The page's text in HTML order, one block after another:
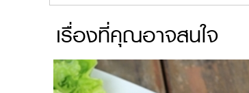
เรื่องที่คุณอาจสนใจ